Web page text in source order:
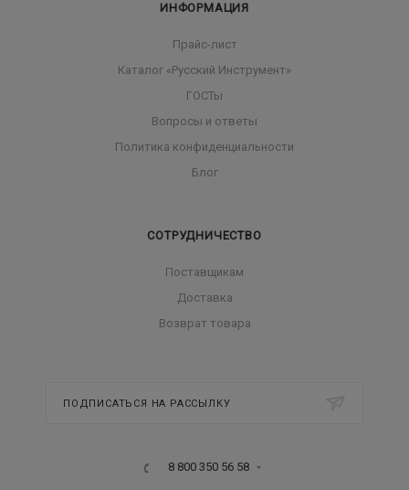
ИНФОРМАЦИЯ
Прайс-лист
Каталог «Русский Инструмент»
ГОСТы
Вопросы и ответы
Политика конфиденциальности
Блог
СОТРУДНИЧЕСТВО
Поставщикам
Доставка
Возврат товара
ПОДПИСАТЬСЯ НА РАССЫЛКУ
8 800 350 56 58